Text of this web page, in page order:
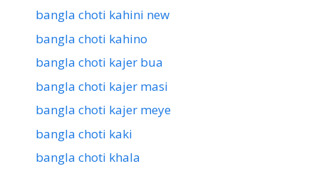
bangla choti kahini new
bangla choti kahino
bangla choti kajer bua
bangla choti kajer masi
bangla choti kajer meye
bangla choti kaki
bangla choti khala